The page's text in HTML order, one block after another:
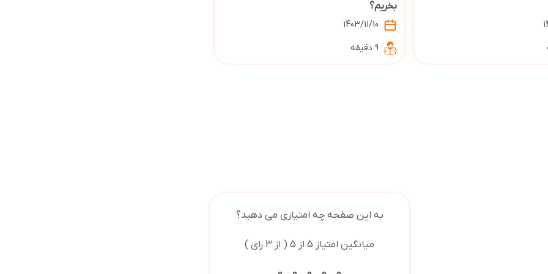
بخریم؟
1403/11/10
9 دقیقه
به این صفحه چه امتیازی می دهید؟
میانگین امتیاز 5 از 5 ( از 3 رای )